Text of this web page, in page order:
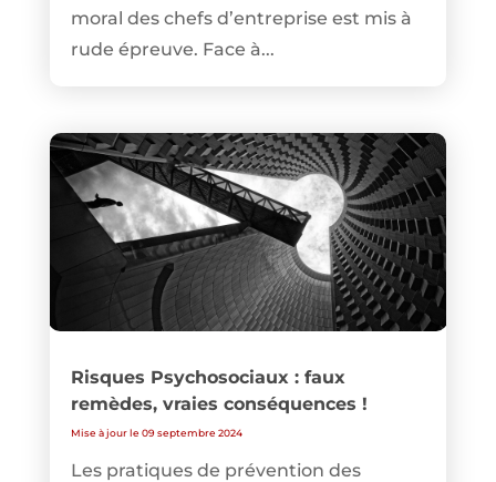
moral des chefs d’entreprise est mis à
rude épreuve. Face à...
Risques Psychosociaux : faux
remèdes, vraies conséquences !
Mise à jour le 09 septembre 2024
Les pratiques de prévention des